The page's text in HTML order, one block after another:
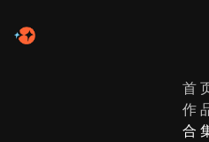
首
作
合